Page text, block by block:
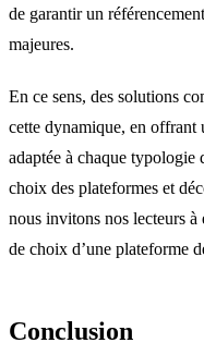
de garantir un
majeures.
En ce sens, des solutions
cette dynamique, en offrant
adaptée à chaque typologie
choix des plateformes et
nous invitons nos lecteurs
de choix d’une plateforme
Conclusion